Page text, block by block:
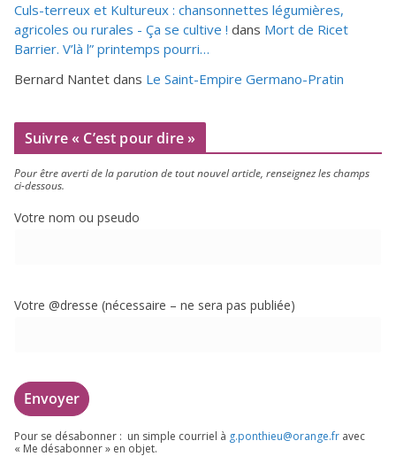
Culs-terreux et Kultureux : chansonnettes légumières,
agricoles ou rurales - Ça se cultive ! dans Mort de Ricet
Barrier. V’là l” printemps pourri…
Bernard Nantet dans Le Saint-Empire Germano-Pratin
Suivre « C’est pour dire »
Pour être aver­ti de la paru­tion de tout nou­vel article, ren­sei­gnez les champs
ci-dessous.
Votre nom ou pseudo
Votre @dresse (néces­saire – ne sera pas publiée)
Pour se désa­bon­ner : un simple cour­riel à g.​ponthieu@​orange.​fr avec
« Me désa­bon­ner » en objet.